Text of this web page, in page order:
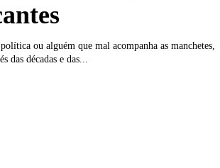
ou alguém que mal acompanha as manchetes,
das décadas e das...